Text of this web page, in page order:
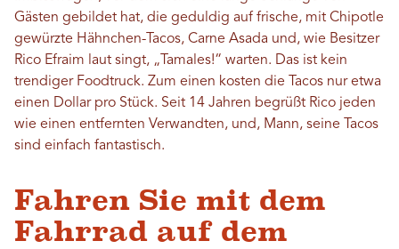
Gästen gebildet hat, die geduldig auf frische, mit Chipotle
gewürzte Hähnchen-Tacos, Carne Asada und, wie Besitzer
Rico Efraim laut singt, „Tamales!“ warten. Das ist kein
trendiger Foodtruck. Zum einen kosten die Tacos nur etwa
einen Dollar pro Stück. Seit 14 Jahren begrüßt Rico jeden
wie einen entfernten Verwandten, und, Mann, seine Tacos
sind einfach fantastisch.
Fahren Sie mit dem
Fahrrad auf dem